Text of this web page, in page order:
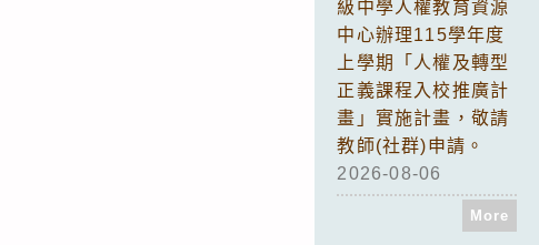
級中學人權教育資源
中心辦理115學年度
上學期「人權及轉型
正義課程入校推廣計
畫」實施計畫，敬請
教師(社群)申請。
2026-08-06
More